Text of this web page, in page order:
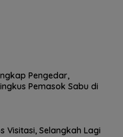
Pengedar,
Pemasok Sabu di
Visitasi, Selangkah Lagi